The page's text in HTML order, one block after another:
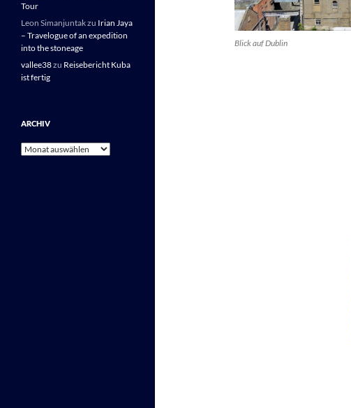
Blick auf Dublin
Tour
Leon Simanjuntakzu Irian Jaya
– Travelogue of an expedition
into the stoneage
vallee38zu Reisebericht Kuba
ist fertig
ARCHIV
Archiv